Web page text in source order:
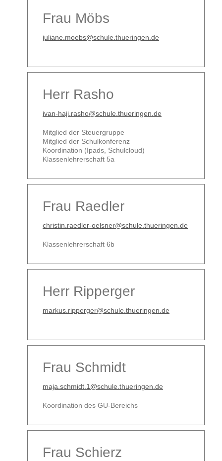
Frau Möbs
juliane.moebs@schule.thueringen.de
Herr Rasho
ivan-haji.rasho@schule.thueringen.de
Mitglied der Steuergruppe
Mitglied der Schulkonferenz
Koordination (Ipads, Schulcloud)
Klassenlehrerschaft 5a
Frau Raedler
christin.raedler-oelsner@schule.thueringen.de
Klassenlehrerschaft 6b
Herr Ripperger
markus.ripperger@schule.thueringen.de
Frau Schmidt
maja.schmidt.1@schule.thueringen.de
Koordination des GU-Bereichs
Frau Schierz